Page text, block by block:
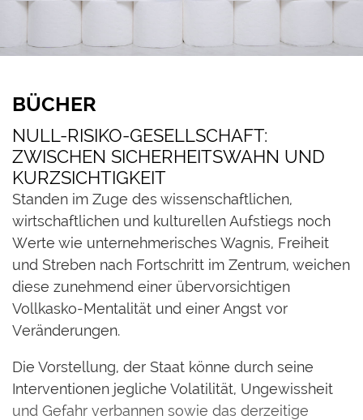
BÜCHER
NULL-RISIKO-GESELLSCHAFT:
ZWISCHEN SICHERHEITSWAHN UND
KURZSICHTIGKEIT
Standen im Zuge des wissenschaftlichen,
wirtschaftlichen und kulturellen Aufstiegs noch
Werte wie unternehmerisches Wagnis, Freiheit
und Streben nach Fortschritt im Zentrum, weichen
diese zunehmend einer übervorsichtigen
Vollkasko-Mentalität und einer Angst vor
Veränderungen.
Die Vorstellung, der Staat könne durch seine
Interventionen jegliche Volatilität, Ungewissheit
und Gefahr verbannen sowie das derzeitige